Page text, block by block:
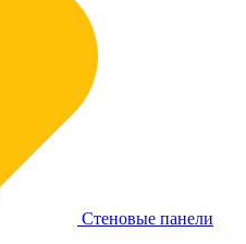
Стеновые панели